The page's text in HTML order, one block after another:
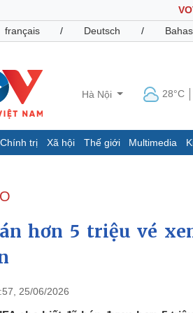
français / Deutsch /
Hà Nội 28°C
Chính trị Xã hội Thế giới Multimedia
sự
thật
Dấu ấn VOV
hơn 5 triệu vé
25/06/2026